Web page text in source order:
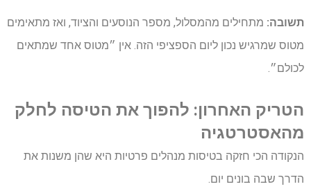
תשובה: מתחילים מהמסלול, מספר הנוסעים והציוד, ואז מתאימים
מטוס שמרגיש נכון ליום הספציפי הזה. אין ״מטוס אחד שמתאים
לכולם״.
הטריק האחרון: להפוך את הטיסה לחלק
מהאסטרטגיה
הנקודה הכי חזקה בטיסות מנהלים פרטיות היא שהן משנות את
הדרך שבה בונים יום.